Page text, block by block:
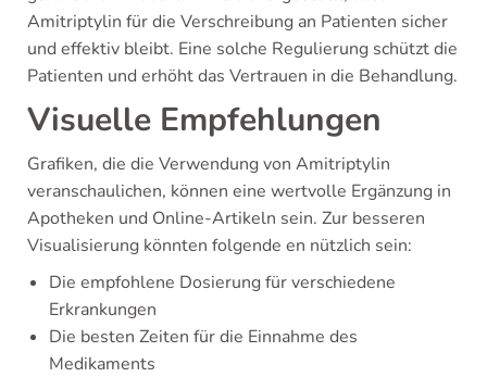
Amitriptylin für die Verschreibung an Patienten sicher
und effektiv bleibt. Eine solche Regulierung schützt die
Patienten und erhöht das Vertrauen in die Behandlung.
Visuelle Empfehlungen
Grafiken, die die Verwendung von Amitriptylin
veranschaulichen, können eine wertvolle Ergänzung in
Apotheken und Online-Artikeln sein. Zur besseren
Visualisierung könnten folgende en nützlich sein:
Die empfohlene Dosierung für verschiedene
Erkrankungen
Die besten Zeiten für die Einnahme des
Medikaments